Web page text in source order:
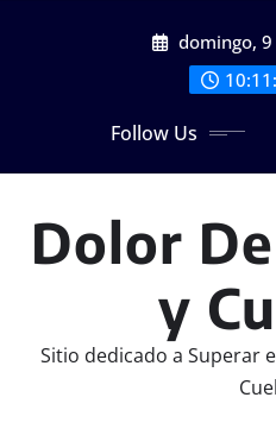
domingo,
Follow Us
Dolor
y
Sitio dedicado a Superar